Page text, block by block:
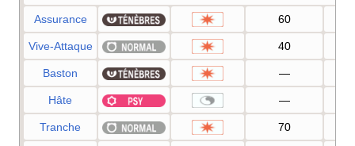
Assurance 60
Vive-Attaque 40
Baston —
Hâte —
Tranche 70